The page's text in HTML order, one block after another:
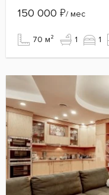
150 000 ₽/ мес
70 м² 1 1